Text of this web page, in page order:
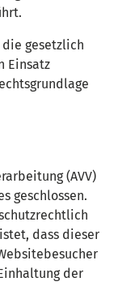
gesetzlich
Einsatz
(AVV)
geschlossen.
dass dieser
der